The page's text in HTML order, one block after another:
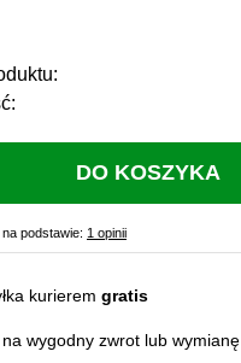
na podstawie: 1 opinii
kurierem gratis
wygodny zwrot lub wymianę